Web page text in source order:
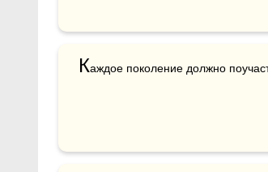
Каждое поколение должно